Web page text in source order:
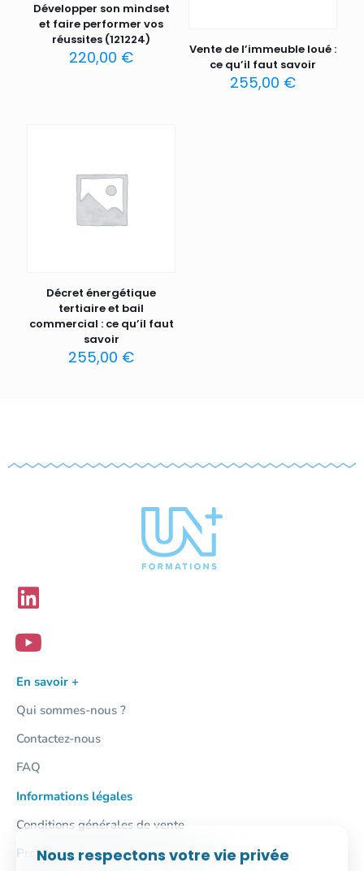
Développer son mindset
et faire performer vos
réussites (121224)
220,00 €
Vente de l’immeuble loué :
ce qu’il faut savoir
255,00 €
Décret énergétique
tertiaire et bail
commercial : ce qu’il faut
savoir
255,00 €
En savoir +
Qui sommes-nous ?
Contactez-nous
FAQ
Informations légales
Conditions générales de vente
Protection des données personnelles
Nous respectons votre vie privée